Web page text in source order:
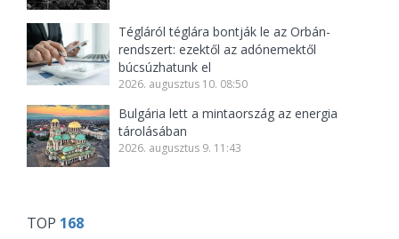
Tégláról téglára bontják le az Orbán-
rendszert: ezektől az adónemektől
búcsúzhatunk el
2026. augusztus 10. 08:50
Bulgária lett a mintaország az energia
tárolásában
2026. augusztus 9. 11:43
TOP 168